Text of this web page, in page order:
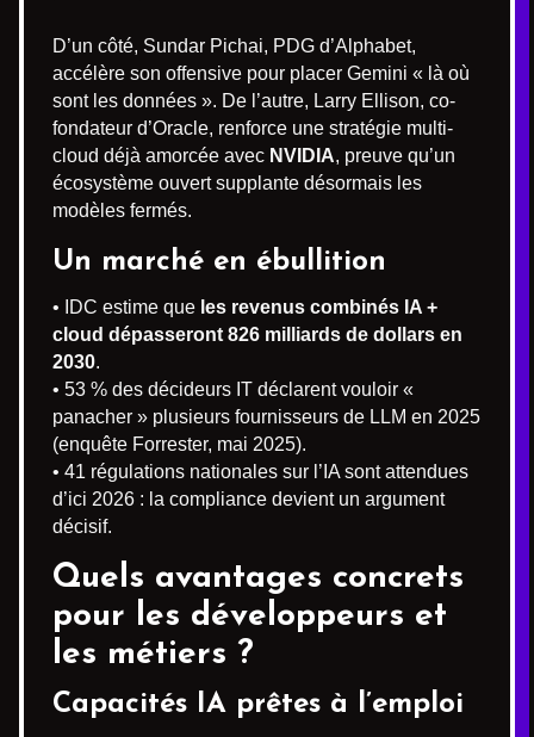
D’un côté, Sundar Pichai, PDG d’Alphabet,
accélère son offensive pour placer Gemini « là où
sont les données ». De l’autre, Larry Ellison, co-
fondateur d’Oracle, renforce une stratégie multi-
cloud déjà amorcée avec NVIDIA, preuve qu’un
écosystème ouvert supplante désormais les
modèles fermés.
Un marché en ébullition
• IDC estime que les revenus combinés IA +
cloud dépasseront 826 milliards de dollars en
2030.
• 53 % des décideurs IT déclarent vouloir «
panacher » plusieurs fournisseurs de LLM en 2025
(enquête Forrester, mai 2025).
• 41 régulations nationales sur l’IA sont attendues
d’ici 2026 : la compliance devient un argument
décisif.
Quels avantages concrets
pour les développeurs et
les métiers ?
Capacités IA prêtes à l’emploi